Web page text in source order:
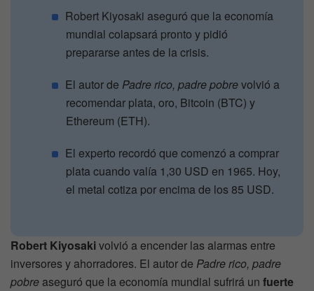
Robert Kiyosaki aseguró que la economía
mundial colapsará pronto y pidió
prepararse antes de la crisis.
El autor de Padre rico, padre pobrevolvió a
recomendar plata, oro, Bitcoin (BTC) y
Ethereum (ETH).
El experto recordó que comenzó a comprar
plata cuando valía 1,30 USD en 1965. Hoy,
el metal cotiza por encima de los 85 USD.
Robert Kiyosakivolvió a encender las alarmas entre
inversores y ahorradores. El autor de Padre rico, padre
pobre aseguró que la economía mundial sufrirá un fuerte